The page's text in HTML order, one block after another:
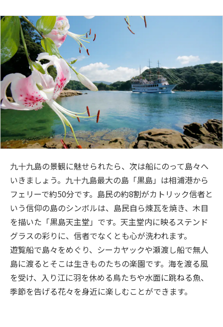
九十九島の景観に魅せられたら、次は船にのって島々へ
いきましょう。九十九島最大の島「黒島」は相浦港から
フェリーで約50分です。島民の約8割がカトリック信者と
いう信仰の島のシンボルは、島民自ら煉瓦を焼き、木目
を描いた「黒島天主堂」です。天主堂内に映るステンド
グラスの彩りに、信者でなくとも心が洗われます。
遊覧船で島々をめぐり、シーカヤックや瀬渡し船で無人
島に渡るとそこは生きものたちの楽園です。海を渡る風
を受け、入り江に羽を休める鳥たちや水面に跳ねる魚、
季節を告げる花々を身近に楽しむことができます。